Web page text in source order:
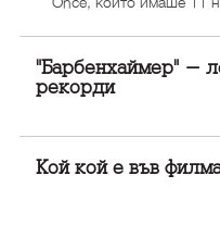
"Барбенхаймер" -
рекорди
Кой кой е във